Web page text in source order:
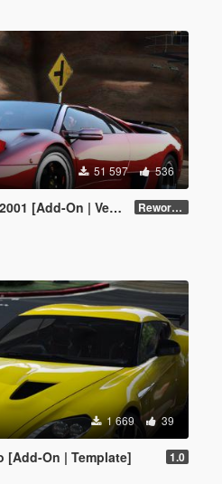
51 597 536
V | Tuning | Extras | Template] Reworked 1.0
1 669 39
[Add-On | Template] 1.0